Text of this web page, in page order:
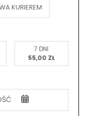
KURIEREM
7 DNI
55,00 ZŁ